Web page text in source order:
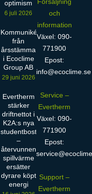
optimism
6 juli 2026
Kommuniké
från
årsstämma
i Ecoclime
Group AB
29 juni 2026
Evertherm
stärker
driftnettot i
K2A:s nya
studentbostäder
–
återvunnen
spillvärme
ersätter
dyrare köpt
energi
Försäljning
och
information
Växel: 090-
771900
Epost:
info@ecoclime.se
Service –
Evertherm
Växel: 090-
771900
Epost:
Support –
Evertherm